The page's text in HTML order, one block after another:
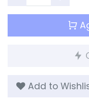
Add to